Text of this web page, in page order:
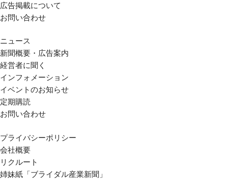
広告掲載について
お問い合わせ
ニュース
新聞概要・広告案内
経営者に聞く
インフォメーション
イベントのお知らせ
定期購読
お問い合わせ
プライバシーポリシー
会社概要
リクルート
姉妹紙「ブライダル産業新聞」